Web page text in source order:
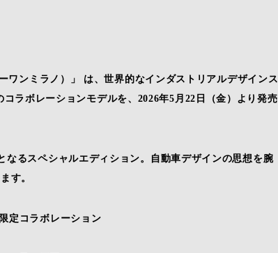
ンミラノ）」 は、世界的なインダストリアルデザインス
ラボレーションモデルを、2026年5月22日（金）より発売
るスペシャルエディション。自動車デザインの思想を腕
す。
定コラボレーション